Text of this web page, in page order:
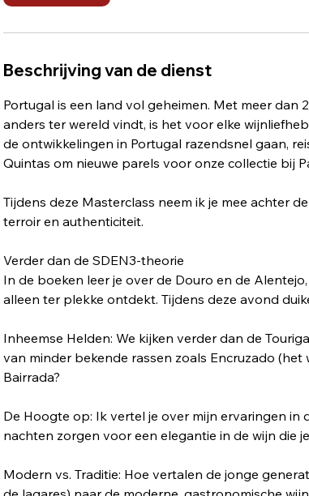
0
k
Beschrijving van de dienst
Portugal is een land vol geheimen. Met meer dan
anders ter wereld vindt, is het voor elke
de ontwikkelingen in Portugal razendsnel gaan,
Quintas om nieuwe parels voor onze collectie bij
Tijdens deze Masterclass neem ik je mee achter
terroir en authenticiteit.
Verder dan de SDEN3-theorie
In de boeken leer je over de Douro en de
alleen ter plekke ontdekt. Tijdens deze avond
Inheemse Helden: We kijken verder dan de
van minder bekende rassen zoals Encruzado
Bairrada?
De Hoogte op: Ik vertel je over mijn ervaringen in
nachten zorgen voor een elegantie in de wijn die
Modern vs. Traditie: Hoe vertalen de jonge